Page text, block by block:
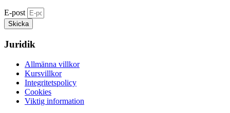
E-post
Skicka
Juridik
Allmänna villkor
Kursvillkor
Integritetspolicy
Cookies
Viktig information